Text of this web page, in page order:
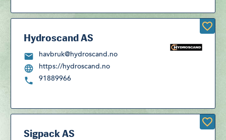
Hydroscand AS
havbruk@hydroscand.no
https://hydroscand.no
91889966
Sigpack AS